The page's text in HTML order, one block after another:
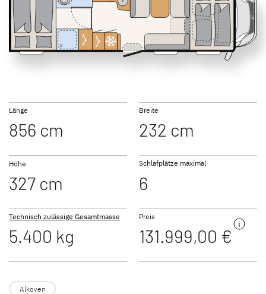
GLOBEBUS
PERFORMANCE 4X4
Teilintegriert
GLOBEBUS
PERFORMANCE
Teilintegriert
JUST CAMP ACTIVE JUST GO ACTIVE
NEU
JUST VAN
NEU
TREND ACTIVE
Länge
856 cm
Breite
232 cm
Höhe
327 cm
Schlafplätze maximal
6
Technisch zulässige Gesamtmasse
5.400 kg
Preis
131.999,00 €
Alkoven